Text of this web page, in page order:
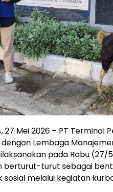
, 27 Mei 2026 – PT Terminal
Lembaga
pada Rabu (27/
berturut-turut sebagai
melalui kegiatan